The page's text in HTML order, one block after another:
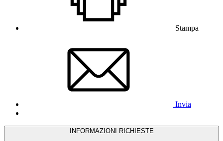
Stampa
Invia
INFORMAZIONI RICHIESTE